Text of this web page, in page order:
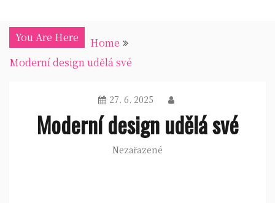
You Are Here
Home
Moderní design udělá své
27. 6. 2025
Moderní design udělá své
Nezařazené